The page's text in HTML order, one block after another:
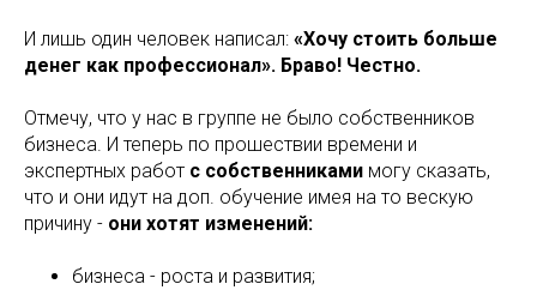
И лишь один человек написал: «Хочу стоить больше
денег как профессионал». Браво! Честно.
Отмечу, что у нас в группе не было собственников
бизнеса. И теперь по прошествии времени и
экспертных работ с собственниками могу сказать,
что и они идут на доп. обучение имея на то вескую
причину - они хотят изменений:
бизнеса - роста и развития;